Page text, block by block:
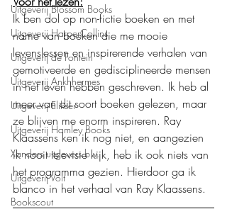
Uitgeverij Blossom Books
Uitgeverij HarperCollins
Uitgeverij de Fontein
Uitgeverij Ankhhermes
Uitgeverij Elikser
Uitgeverij Hamley Books
Xanders uitgevers b.v.
Uitgeverij Volt
Bookscout
Ik ben dol op non-fictie boeken en met
name van boeken die me mooie
levenslessen en inspirerende verhalen van
gemotiveerde en gedisciplineerde mensen
in het leven hebben geschreven. Ik heb al
meer van dit soort boeken gelezen, maar
ze blijven me enorm inspireren. Ray
Klaassens ken ik nog niet, en aangezien
ik nooit televisie kijk, heb ik ook niets van
het programma gezien. Hierdoor ga ik
blanco in het verhaal van Ray Klaassens.